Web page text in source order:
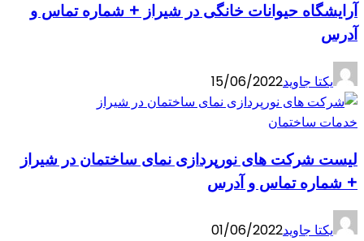
آرایشگاه حیوانات خانگی در شیراز + شماره تماس و
آدرس
یکتا جاوید15/06/2022
خدمات ساختمان
لیست شرکت های نورپردازی نمای ساختمان در شیراز
+ شماره تماس و آدرس
یکتا جاوید01/06/2022